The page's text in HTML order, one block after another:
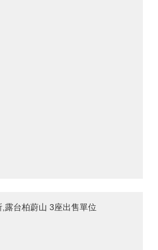
露台柏蔚山 3座出售單位